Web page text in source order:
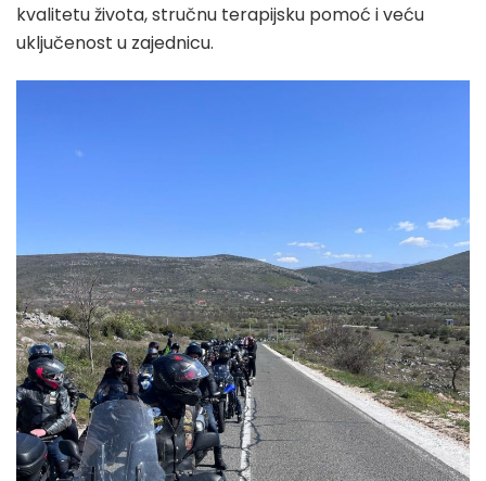
kvalitetu života, stručnu terapijsku pomoć i veću
uključenost u zajednicu.